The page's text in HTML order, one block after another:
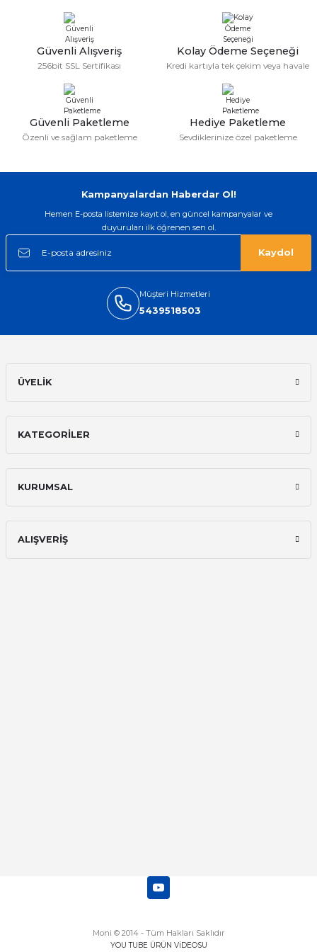
Serdar Keskin | 19/05/2026
gerçekten çok kaliteil ürün geldi bu
kordonu normal dışardan bir saatciye
isterlerdi alacak arkadaşlar ölçülerini
doğru belirleyip kaliteyi sorun
İsmail yılmaz | 15/05/2026
arayip teyit aldiktan sonra yolladılar
Oldukça kaliteli ve şık bir görünümü
rahatsız etmiyor ve tam oturdu.
Sinan Tatlicioglu | 30/01/2026
Ali Bilge Ertan | 11/09/2025
Güvenli Alışveriş
256bit SSL Sertifikası
Kolay Ödeme Seçeneği
Kredi kartıyla tek çekim veya havale
Güvenli Paketleme
Özenli ve sağlam paketleme
Hediye Paketleme
Sevdiklerinize özel paketleme
Kampanyalardan Haberdar Ol!
Hemen E-posta listemize kayıt ol, en güncel kampanyalar ve
duyuruları ilk öğrenen sen ol.
Kaydol
Müşteri Hizmetleri
5439518503
ÜYELİK
KATEGORİLER
KURUMSAL
ALIŞVERİŞ
Moni © 2014 - Tüm Hakları Saklıdır
YOU TUBE ÜRÜN VİDEOSU